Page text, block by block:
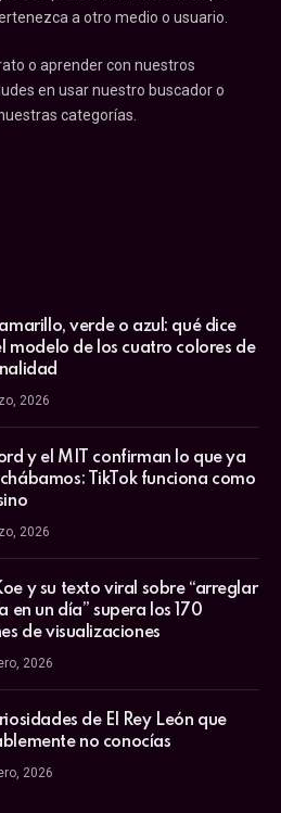
a otro medio o usuario.
o aprender con nuestros
en usar nuestro buscador o
categorías.
verde o azul: qué dice
modelo de los cuatro colores de
2026
y el MIT confirman lo que ya
TikTok funciona como
2026
y su texto viral sobre “arreglar
en un día” supera los 170
de visualizaciones
2026
de El Rey León que
no conocías
2026